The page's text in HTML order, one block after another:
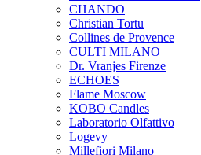
CHANDO
Christian Tortu
Collines de Provence
CULTI MILANO
Dr. Vranjes Firenze
ECHOES
Flame Moscow
KOBO Candles
Laboratorio Olfattivo
Logevy
Millefiori Milano